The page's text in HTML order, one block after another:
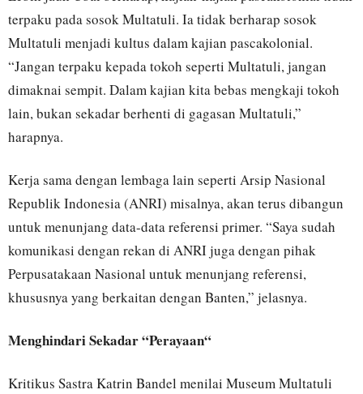
terpaku pada sosok Multatuli. Ia tidak berharap sosok
Multatuli menjadi kultus dalam kajian pascakolonial.
“Jangan terpaku kepada tokoh seperti Multatuli, jangan
dimaknai sempit. Dalam kajian kita bebas mengkaji tokoh
lain, bukan sekadar berhenti di gagasan Multatuli,”
harapnya.
Kerja sama dengan lembaga lain seperti Arsip Nasional
Republik Indonesia (ANRI) misalnya, akan terus dibangun
untuk menunjang data-data referensi primer. “Saya sudah
komunikasi dengan rekan di ANRI juga dengan pihak
Perpusatakaan Nasional untuk menunjang referensi,
khususnya yang berkaitan dengan Banten,” jelasnya.
Menghindari Sekadar “Perayaan“
Kritikus Sastra Katrin Bandel menilai Museum Multatuli